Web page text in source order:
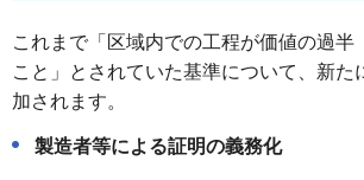
これまで「区域内での工程が価値の過半
こと」とされていた基準について、新た
加されます。
製造者等による証明の義務化